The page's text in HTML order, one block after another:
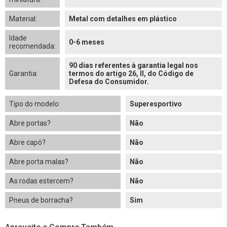
Material: Metal com detalhes em plástico
Idade
recomendada:
0-6 meses
Garantia:
90 dias referentes à garantia legal nos
termos do artigo 26, II, do Código de
Defesa do Consumidor.
Tipo do modelo: Superesportivo
Abre portas? Não
Abre capô? Não
Abre porta malas? Não
As rodas estercem? Não
Pneus de borracha? Sim